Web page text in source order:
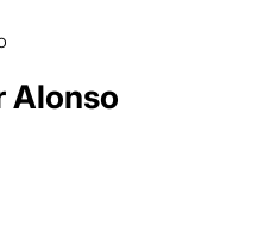
Alonso